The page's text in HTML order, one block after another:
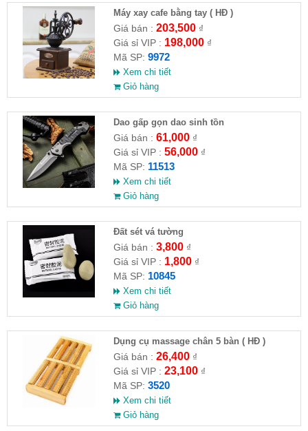
Máy xay cafe bằng tay ( HĐ )
Giá bán : 203,500₫
Giá sỉ VIP : 198,000₫
Mã SP: 9972
Xem chi tiết
Giỏ hàng
Dao gấp gọn dao sinh tồn
Giá bán : 61,000₫
Giá sỉ VIP : 56,000₫
Mã SP: 11513
Xem chi tiết
Giỏ hàng
Đất sét vá tường
Giá bán : 3,800₫
Giá sỉ VIP : 1,800₫
Mã SP: 10845
Xem chi tiết
Giỏ hàng
Dụng cụ massage chân 5 bàn ( HĐ )
Giá bán : 26,400₫
Giá sỉ VIP : 23,100₫
Mã SP: 3520
Xem chi tiết
Giỏ hàng